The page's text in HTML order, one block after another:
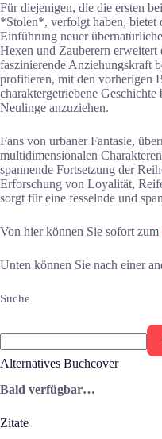
Für diejenigen, die die ersten
*Stolen*, verfolgt haben, bietet
Einführung neuer
Hexen und Zauberern erweitert
faszinierende Anziehungskraft
profitieren, mit den vorherigen
charaktergetriebene
Neulinge anzuziehen.
Fans von urbaner Fantasie,
multidimensionalen
spannende Fortsetzung der
Erforschung von Loyalität,
sorgt für eine fesselnde und
Von hier können Sie sofort zum
Unten können Sie nach einer
Suche
Alternatives Buchcover
Bald verfügbar…
Zitate